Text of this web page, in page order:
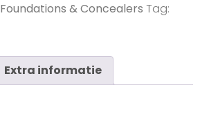
Foundations & Concealers Tag:
Extra informatie